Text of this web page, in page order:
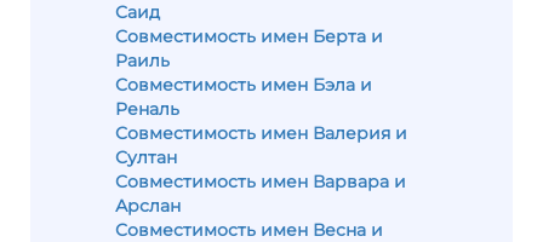
Саид
Совместимость имен Берта и
Раиль
Совместимость имен Бэла и
Реналь
Совместимость имен Валерия и
Султан
Совместимость имен Варвара и
Арслан
Совместимость имен Весна и